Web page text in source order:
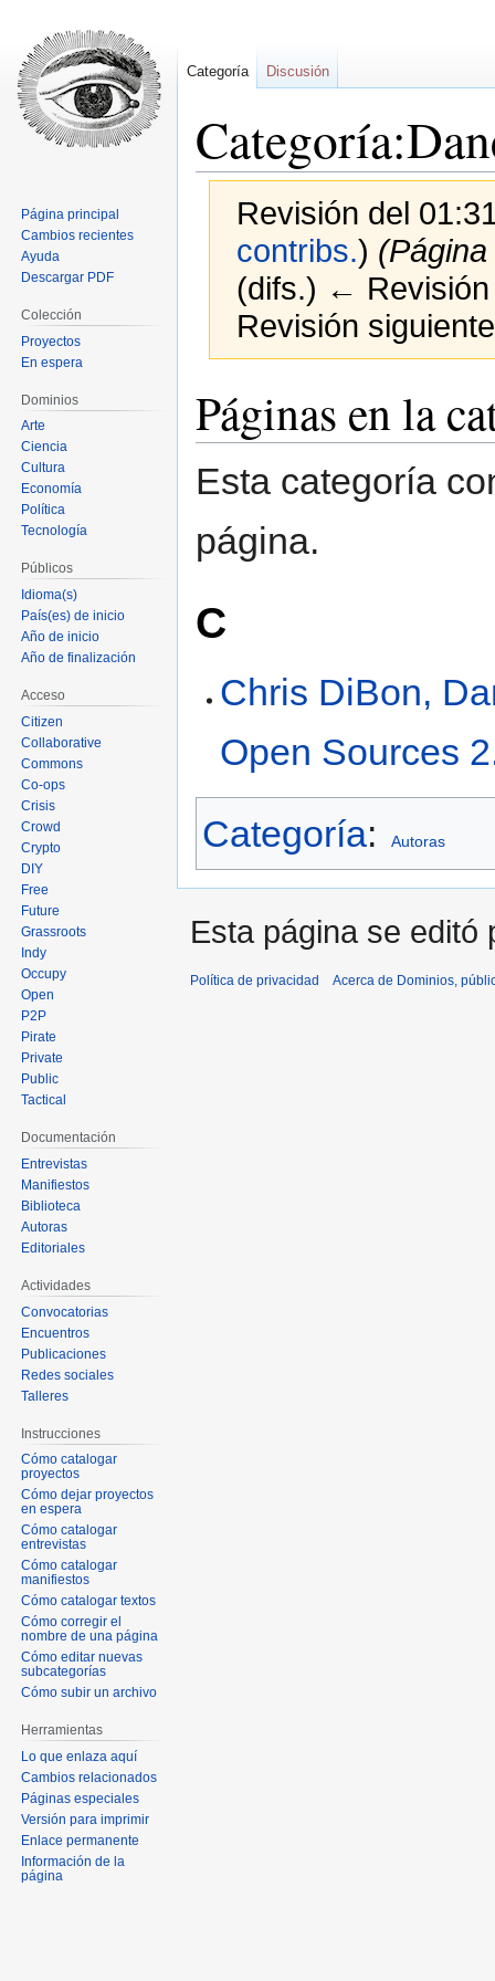
Revisión del
contribs.)
(difs.) ← Revisión
Revisión
Páginas en la
Esta categoría
página.
C
Chris DiBon,
Open Sources
Categoría: Autoras
Categoría Discusión
Página principal
Cambios recientes
Ayuda
Descargar PDF
Colección
Proyectos
En espera
Dominios
Arte
Ciencia
Cultura
Economía
Política
Tecnología
Públicos
Idioma(s)
País(es) de inicio
Año de inicio
Año de finalización
Acceso
Citizen
Collaborative
Commons
Co-ops
Crisis
Crowd
Crypto
DIY
Free
Future
Grassroots
Indy
Occupy
Open
P2P
Pirate
Private
Public
Tactical
Documentación
Entrevistas
Manifiestos
Biblioteca
Autoras
Editoriales
Actividades
Convocatorias
Encuentros
Publicaciones
Redes sociales
Talleres
Instrucciones
Cómo catalogar
proyectos
Cómo dejar proyectos
en espera
Cómo catalogar
entrevistas
Cómo catalogar
manifiestos
Cómo catalogar textos
Cómo corregir el
nombre de una página
Cómo editar nuevas
subcategorías
Cómo subir un archivo
Herramientas
Lo que enlaza aquí
Cambios relacionados
Páginas especiales
Versión para imprimir
Enlace permanente
Información de la
página
Esta página se editó
Política de privacidad Acerca de Dominios,